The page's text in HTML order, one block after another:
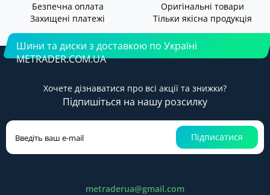
Безпечна оплата
Захищені платежі
Оригінальні товари
Тільки якісна продукція
Шини та диски з доставкою по Україні
METRADER.COM.UA
Хочете дізнаватися про всі акції та знижки?
Підпишіться на нашу розсилку
Підписатися
metraderua@gmail.com